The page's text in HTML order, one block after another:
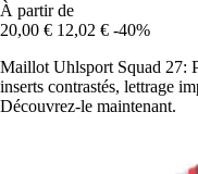
À partir de
20,00 € 12,02 € -40%
Maillot Uhlsport Squad 27:
inserts contrastés, lettrage
Découvrez-le maintenant.